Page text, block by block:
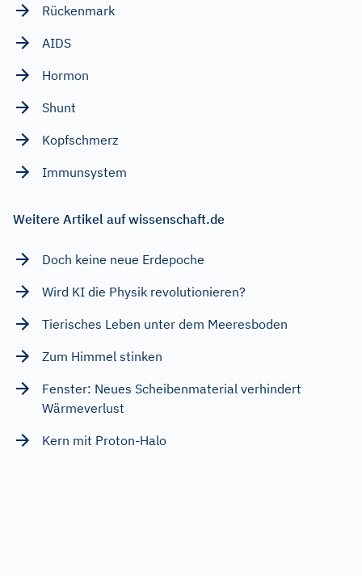
Rückenmark
AIDS
Hormon
Shunt
Kopfschmerz
Immunsystem
Weitere Artikel auf wissenschaft.de
Doch keine neue Erdepoche
Wird KI die Physik revolutionieren?
Tierisches Leben unter dem Meeresboden
Zum Himmel stinken
Fenster: Neues Scheibenmaterial verhindert
Wärmeverlust
Kern mit Proton-Halo